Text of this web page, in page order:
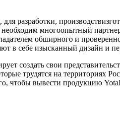
разработки,
необходим многоопытный
обширного и
в себе изысканный дизайн и
создать свои
трудятся на
чтобы вывести продукцию